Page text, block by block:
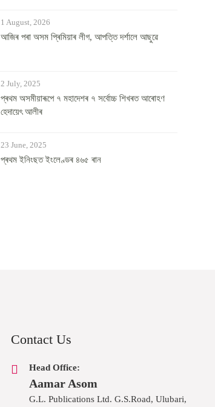
1 August, 2026
আজিৰ পৰা অসম প্ৰিমিয়াৰ লীগ, আপত্তি দৰ্শালে আছুৱে
2 July, 2025
প্ৰথম অসমীয়াৰূপে ৭ মহাদেশৰ ৭ সৰ্বোচ্চ শিখৰত আৰোহণ
হেদায়েৎ আলীৰ
23 June, 2025
প্ৰথম ইনিংছত ইংলেণ্ডৰ ৪৬৫ ৰান
Contact Us
Head Office:
Aamar Asom
G.L. Publications Ltd. G.S.Road, Ulubari,